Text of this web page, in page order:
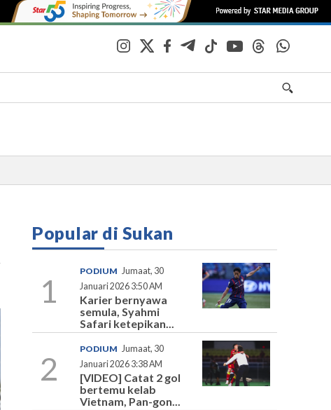
Popular di Sukan
1
PODIUM Jumaat, 30
Januari 2026 3:50 AM
Karier bernyawa
semula, Syahmi
Safari ketepikan...
2
PODIUM Jumaat, 30
Januari 2026 3:38 AM
[VIDEO] Catat 2 gol
bertemu kelab
Vietnam, Pan-gon...